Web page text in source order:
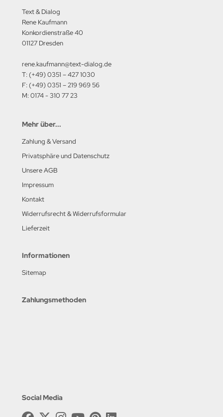
Text & Dialog
Rene Kaufmann
Konkordienstraße 40
01127 Dresden
rene.kaufmann@text-dialog.de
T: (+49) 0351 – 427 1030
F: (+49) 0351 – 219 969 56
M: 0174 - 310 77 23
Mehr über...
Zahlung & Versand
Privatsphäre und Datenschutz
Unsere AGB
Impressum
Kontakt
Widerrufsrecht & Widerrufsformular
Lieferzeit
Informationen
Sitemap
Zahlungsmethoden
Social Media